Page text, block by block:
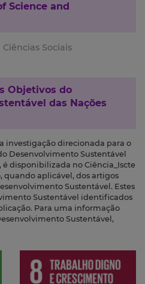
Science and
Ciências Sociais
Objetivos do
das Nações
investigação direcionada para o
Desenvolvimento Sustentável
é disponibilizada no Ciência_Iscte
quando aplicável, dos artigos
Sustentável. Estes
Sustentável identificados
Para uma informação
Sustentável,